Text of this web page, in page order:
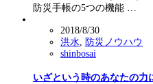
防災手帳の5つの機能 …
2018/8/30
洪水
防災ノウハウ
shinbosai
いざという時のあなたの力